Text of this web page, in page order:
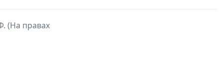
(На правах